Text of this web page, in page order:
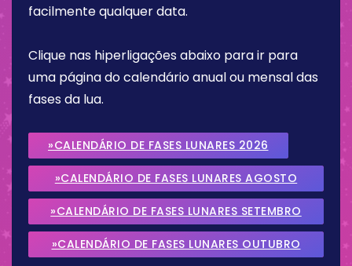
facilmente qualquer data.
Clique nas hiperligações abaixo para ir para
uma página do calendário anual ou mensal das
fases da lua.
»CALENDÁRIO DE FASES LUNARES 2026
»CALENDÁRIO DE FASES LUNARES AGOSTO
2026
»CALENDÁRIO DE FASES LUNARES SETEMBRO
2026
»CALENDÁRIO DE FASES LUNARES OUTUBRO